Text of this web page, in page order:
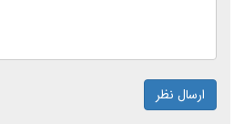
ارسال نظر